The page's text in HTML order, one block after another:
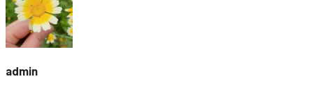
admin